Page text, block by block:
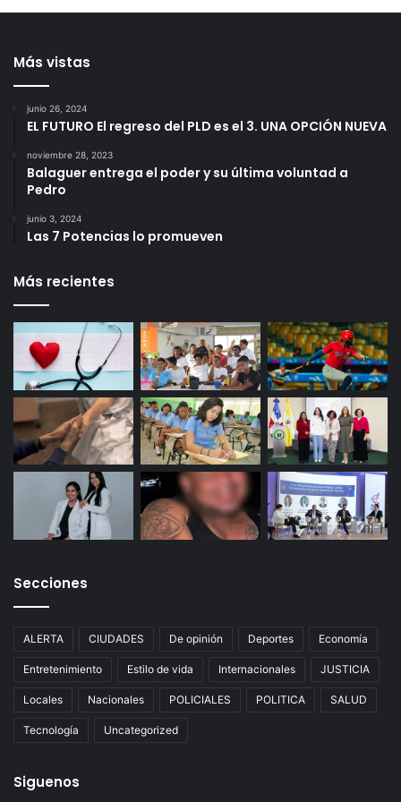
Más vistas
junio 26, 2024
EL FUTURO El regreso del PLD es el 3. UNA OPCIÓN NUEVA
noviembre 28, 2023
Balaguer entrega el poder y su última voluntad a
Pedro
junio 3, 2024
Las 7 Potencias lo promueven
Más recientes
Secciones
ALERTA CIUDADES De opinión Deportes Economía
Entretenimiento Estilo de vida Internacionales JUSTICIA
Locales Nacionales POLICIALES POLITICA SALUD
Tecnología Uncategorized
Siguenos